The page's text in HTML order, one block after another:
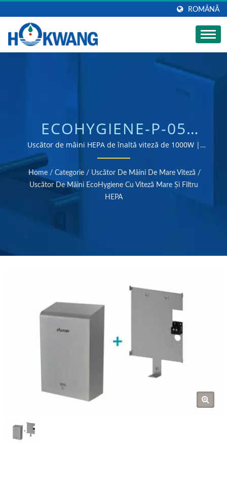
ROMÂNĂ
ECOHYGIENE-P-05
USCĂTOR DE MÂINI ALB
IGIENIC CONFORM ADA
| PRODUCĂTOR DE
ROBINETE PENTRU
BUCĂTĂRIE ȘI BAIE |
HOKWANG
Uscător de mâini HEPA de înaltă viteză de 1000W |
Producător de uscătoare de mâini și dozatoare de
săpun certificat ISO 9001 & 14001
Home / Categorie / Uscător De Mâini De Mare Viteză /
Uscător De Mâini EcoHygiene Cu Viteză Mare Și Filtru
HEPA